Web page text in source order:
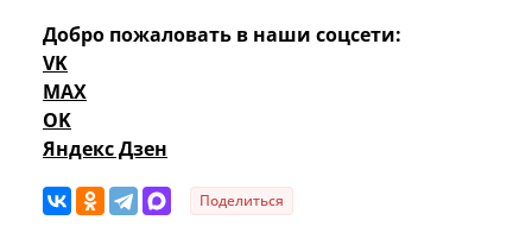
Добро пожаловать в наши соцсети:
VK
MAX
OK
Яндекс Дзен
Поделиться